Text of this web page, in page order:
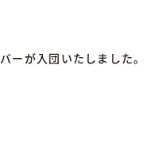
ーが入団いたしました。